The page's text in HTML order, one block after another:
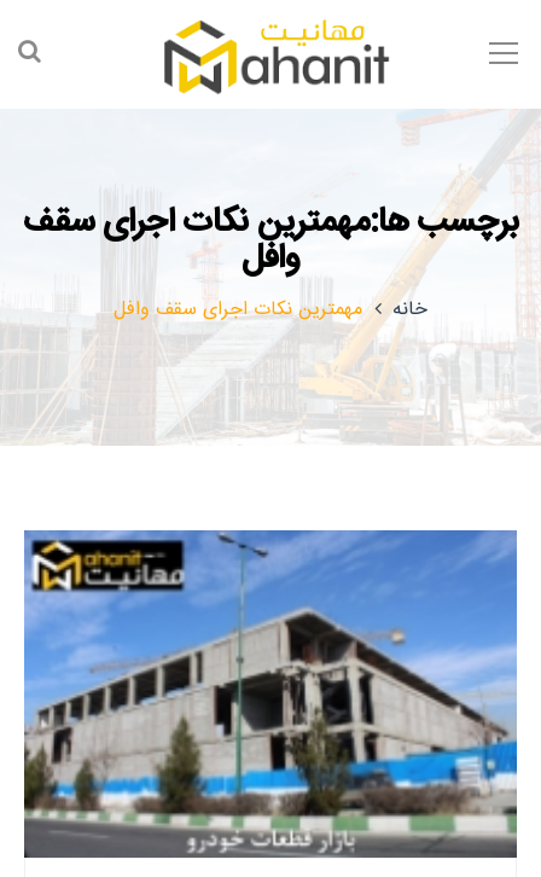
برچسب ها:مهمترین نکات اجرای سقف
وافل
خانه مهمترین نکات اجرای سقف وافل